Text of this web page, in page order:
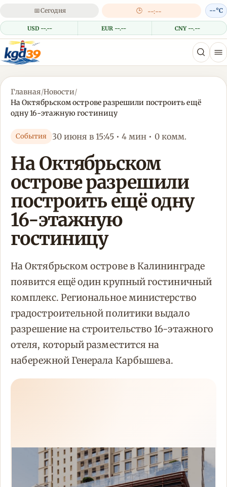
📅Сегодня 🕒 --:--
USD --.-- EUR --.-- CNY --.--
--°C
Главная/Новости/
На Октябрьском острове разрешили построить ещё
одну 16-этажную гостиницу
События 30 июня в 15:45 • 4 мин • 0 комм.
На Октябрьском
острове разрешили
построить ещё одну
16-этажную
гостиницу
На Октябрьском острове в Калининграде
появится ещё один крупный гостиничный
комплекс. Региональное министерство
градостроительной политики выдало
разрешение на строительство 16-этажного
отеля, который разместится на
набережной Генерала Карбышева.